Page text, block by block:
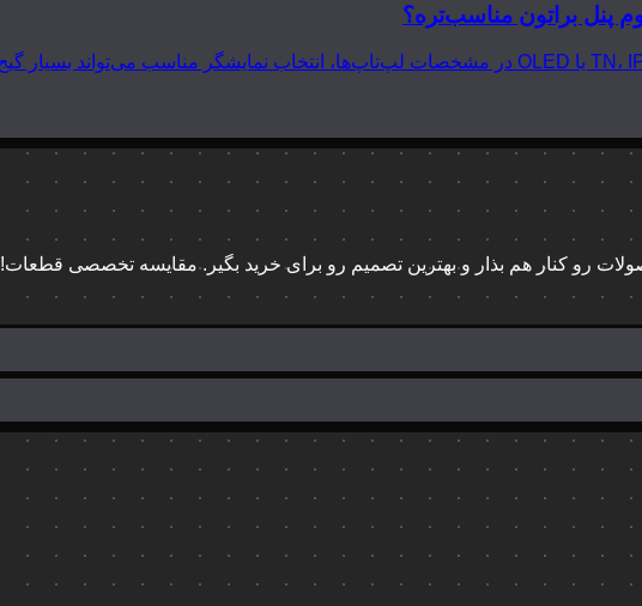
پنل براتون مناسب‌تره؟
رو کنار هم بذار و بهترین تصمیم رو برای خرید بگیر. مقایسه تخصصی قطعات!